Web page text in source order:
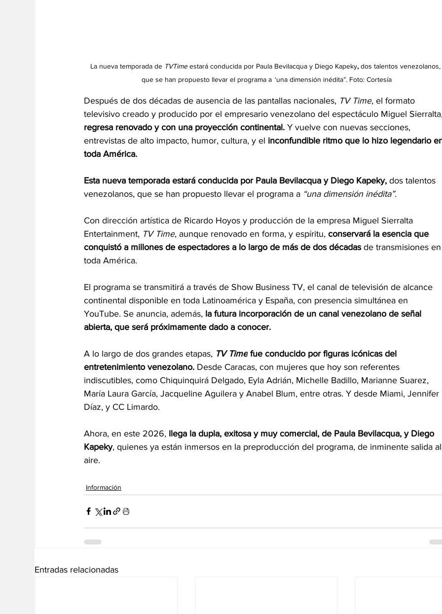
La nueva temporada de TVTime estará conducida por Paula Bevilacqua y Diego Kapeky, dos talentos venezolanos,
que se han propuesto llevar el programa a “una dimensión inédita”. Foto: Cortesía
Después de dos décadas de ausencia de las pantallas nacionales, TV Time, el formato
televisivo creado y producido por el empresario venezolano del espectáculo Miguel
regresa renovado y con una proyección continental. Y vuelve con nuevas secciones,
entrevistas de alto impacto, humor, cultura, y el inconfundible ritmo que lo hizo legendario
toda América.
Esta nueva temporada estará conducida por Paula Bevilacqua y Diego Kapeky, dos talentos
venezolanos, que se han propuesto llevar el programa a “una dimensión inédita”.
Con dirección artística de Ricardo Hoyos y producción de la empresa Miguel Sierralta
Entertainment, TV Time, aunque renovado en forma, y espíritu, conservará la esencia que
conquistó a millones de espectadores a lo largo de más de dos décadas de transmisiones
toda América.
El programa se transmitirá a través de Show Business TV, el canal de televisión de alcance
continental disponible en toda Latinoamérica y España, con presencia simultánea en
YouTube. Se anuncia, además, la futura incorporación de un canal venezolano de señal
abierta, que será próximamente dado a conocer.
A lo largo de dos grandes etapas, TV Time fue conducido por figuras icónicas del
entretenimiento venezolano. Desde Caracas, con mujeres que hoy son referentes
indiscutibles, como Chiquinquirá Delgado, Eyla Adrián, Michelle Badillo, Marianne Suarez,
María Laura García, Jacqueline Aguilera y Anabel Blum, entre otras. Y desde Miami, Jennifer
Díaz, y CC Limardo.
Ahora, en este 2026, llega la dupla, exitosa y muy comercial, de Paula Bevilacqua, y Diego
Kapeky, quienes ya están inmersos en la preproducción del programa, de inminente salida
aire.
Información
Entradas relacionadas